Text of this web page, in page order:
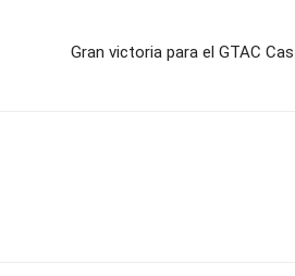
Gran victoria para el GTAC